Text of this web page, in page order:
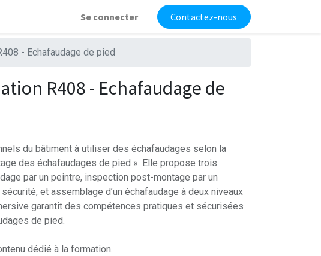
Se connecter Contactez-nous
- Echafaudage de pied
R408 - Echafaudage de
du bâtiment à utiliser des échafaudages selon la
des échafaudages de pied ». Elle propose trois
par un peintre, inspection post-montage par un
et assemblage d’un échafaudage à deux niveaux
garantit des compétences pratiques et sécurisées
de pied.
dédié à la formation.